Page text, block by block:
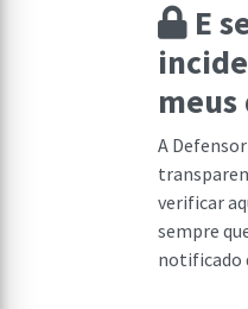
E
meus
A
verificar
sempre
notificado